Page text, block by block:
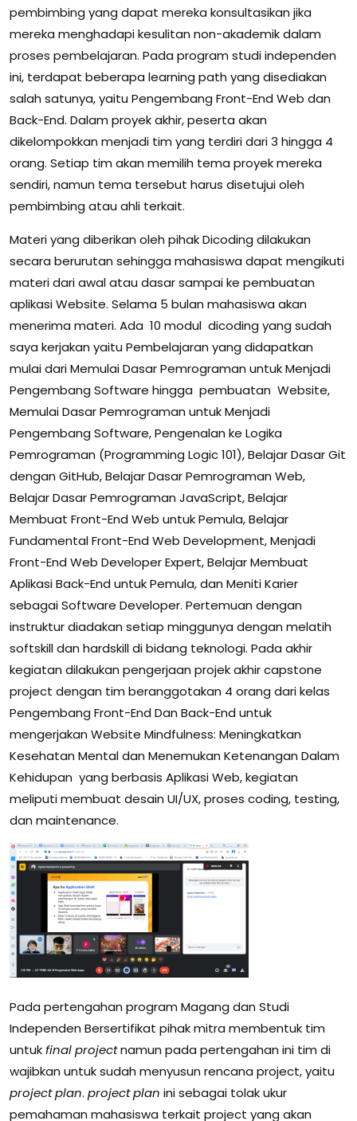
pembimbing yang dapat mereka konsultasikan jika
mereka menghadapi kesulitan non-akademik dalam
proses pembelajaran. Pada program studi independen
ini, terdapat beberapa learning path yang disediakan
salah satunya, yaitu Pengembang Front-End Web dan
Back-End. Dalam proyek akhir, peserta akan
dikelompokkan menjadi tim yang terdiri dari 3 hingga 4
orang. Setiap tim akan memilih tema proyek mereka
sendiri, namun tema tersebut harus disetujui oleh
pembimbing atau ahli terkait.
Materi yang diberikan oleh pihak Dicoding dilakukan
secara berurutan sehingga mahasiswa dapat mengikuti
materi dari awal atau dasar sampai ke pembuatan
aplikasi Website. Selama 5 bulan mahasiswa akan
menerima materi. Ada 10 modul dicoding yang sudah
saya kerjakan yaitu Pembelajaran yang didapatkan
mulai dari Memulai Dasar Pemrograman untuk Menjadi
Pengembang Software hingga pembuatan Website,
Memulai Dasar Pemrograman untuk Menjadi
Pengembang Software, Pengenalan ke Logika
Pemrograman (Programming Logic 101), Belajar Dasar Git
dengan GitHub, Belajar Dasar Pemrograman Web,
Belajar Dasar Pemrograman JavaScript, Belajar
Membuat Front-End Web untuk Pemula, Belajar
Fundamental Front-End Web Development, Menjadi
Front-End Web Developer Expert, Belajar Membuat
Aplikasi Back-End untuk Pemula, dan Meniti Karier
sebagai Software Developer. Pertemuan dengan
instruktur diadakan setiap minggunya dengan melatih
softskill dan hardskill di bidang teknologi. Pada akhir
kegiatan dilakukan pengerjaan projek akhir capstone
project dengan tim beranggotakan 4 orang dari kelas
Pengembang Front-End Dan Back-End untuk
mengerjakan Website Mindfulness: Meningkatkan
Kesehatan Mental dan Menemukan Ketenangan Dalam
Kehidupan yang berbasis Aplikasi Web, kegiatan
meliputi membuat desain UI/UX, proses coding, testing,
dan maintenance.
Pada pertengahan program Magang dan Studi
Independen Bersertifikat pihak mitra membentuk tim
untukfinal projectnamun pada pertengahan ini tim di
wajibkan untuk sudah menyusun rencana project, yaitu
projectplan. projectplan ini sebagai tolak ukur
pemahaman mahasiswa terkait project yang akan